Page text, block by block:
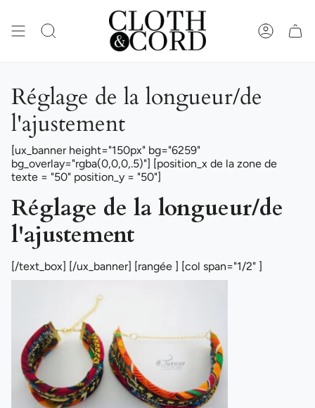
contenu
RECHERCHE COMPTE
Réglage de la longueur/de
l'ajustement
[ux_banner height="150px" bg="6259"
bg_overlay="rgba(0,0,0,.5)"] [position_x de la zone de
texte = "50" position_y = "50"]
Réglage de la longueur/de
l'ajustement
[/text_box] [/ux_banner] [rangée ] [col span="1/2" ]